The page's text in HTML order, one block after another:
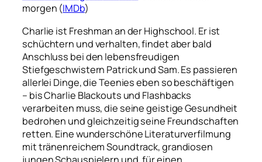
morgen (IMDb)
Charlie ist Freshman an der Highschool. Er ist
schüchtern und verhalten, findet aber bald
Anschluss bei den lebensfreudigen
Stiefgeschwistern Patrick und Sam. Es passieren
allerlei Dinge, die Teenies eben so beschäftigen
– bis Charlie Blackouts und Flashbacks
verarbeiten muss, die seine geistige Gesundheit
bedrohen und gleichzeitig seine Freundschaften
retten. Eine wunderschöne Literaturverfilmung
mit tränenreichem Soundtrack, grandiosen